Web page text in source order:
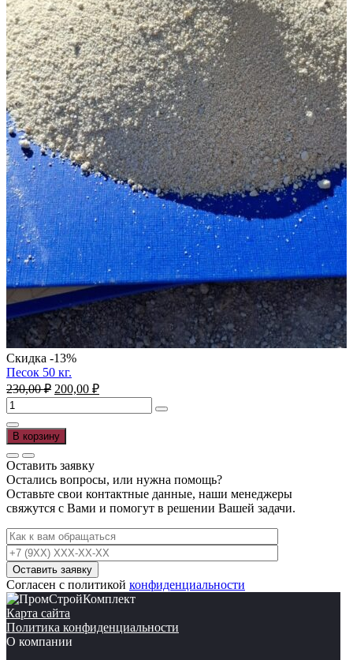
Скидка -13%
Песок 50 кг.
230,00₽ Первоначальная
цена
составляла
230,00 ₽.
200,00 ₽Текущая
цена:
200,00 ₽.
Количество
товара
Песок
50
кг.
В корзину
Оставить заявку
Остались вопросы, или нужна помощь?
Оставьте свои контактные данные, наши менеджеры
свяжутся с Вами и помогут в решении Вашей задачи.
Согласен с политикой конфиденциальности
Карта сайта
Политика конфиденциальности
О компании